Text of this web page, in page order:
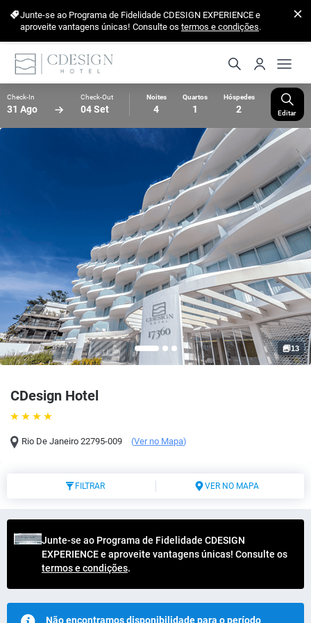
Junte-se ao Programa de Fidelidade CDESIGN EXPERIENCE e
aproveite vantagens únicas! Consulte os termos e condições.
Check-In
31 Ago
Check-Out
04 Set
Noites
4
Quartos
1
Hóspedes
2 Editar
CDesign Hotel
Rio De Janeiro 22795-009 (Ver no Mapa)
13
FILTRAR VER NO MAPA
Junte-se ao Programa de Fidelidade CDESIGN
EXPERIENCE e aproveite vantagens únicas! Consulte os
termos e condições.
Não encontramos disponibilidade para o período